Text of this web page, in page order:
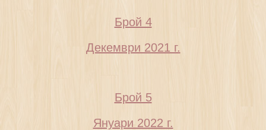
Брой 4
Декември 2021 г.
Брой 5
Януари 2022 г.